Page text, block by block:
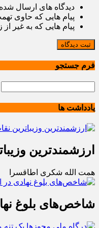
دیدگاه های ارسال
پیام هایی که حاوی
پیام هایی که به غیر
ثبت دیدگاه
فرم جستجو
یادداشت ها
ارزشمندترین
همت الله شکری اطاقسرا
شاخص‌های بلوغ